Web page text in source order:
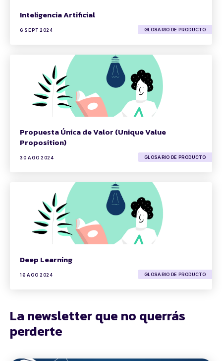
Inteligencia Artificial
6 SEPT 2024 GLOSARIO DE PRODUCTO
Propuesta Única de Valor (Unique Value
Proposition)
30 AGO 2024 GLOSARIO DE PRODUCTO
Deep Learning
16 AGO 2024 GLOSARIO DE PRODUCTO
La newsletter que no querrás
perderte